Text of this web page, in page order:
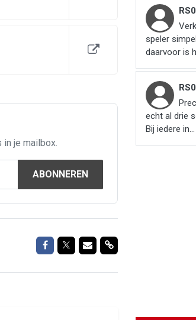
je mailbox.
ABONNEREN
Delen op Facebook
Delen op Twitter
Delen via Mail
Delen link
speler
daarvoor is
echt al drie
Bij iedere in...